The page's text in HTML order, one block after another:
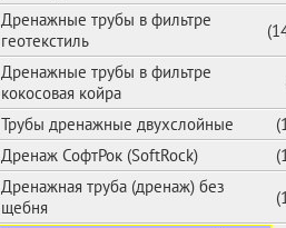
Дренажные трубы в фильтре
геотекстиль
Дренажные трубы в фильтре
кокосовая койра
Трубы дренажные двухслойные
Дренаж СофтРок (SoftRock)
Дренажная труба (дренаж) без
щебня